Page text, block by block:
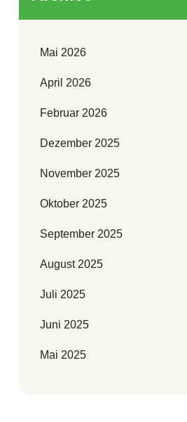
Mai 2026
April 2026
Februar 2026
Dezember 2025
November 2025
Oktober 2025
September 2025
August 2025
Juli 2025
Juni 2025
Mai 2025